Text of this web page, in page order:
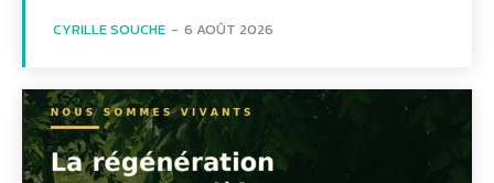
CYRILLE SOUCHE - 6 AOÛT 2026